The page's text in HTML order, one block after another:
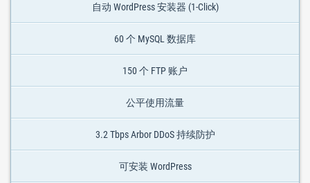
自动 WordPress 安装器 (1-Click)
60 个 MySQL 数据库
150 个 FTP 账户
公平使用流量
3.2 Tbps Arbor DDoS 持续防护
可安装 WordPress